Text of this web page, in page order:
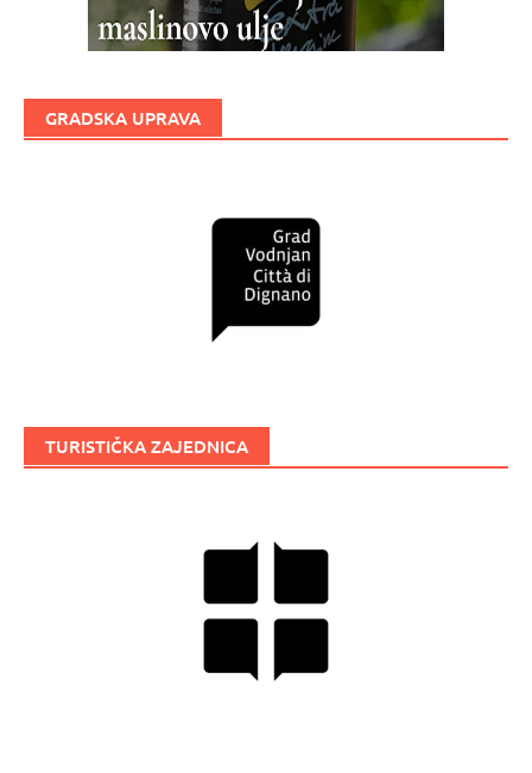
GRADSKA UPRAVA
TURISTIČKA ZAJEDNICA